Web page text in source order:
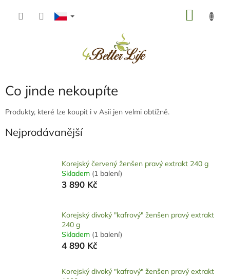
Co jinde nekoupíte
Produkty, které lze koupit i v Asii jen velmi obtížně.
Nejprodávanější
Korejský červený ženšen pravý extrakt 240 g
Skladem (1 balení)
3 890 Kč
Korejský divoký "kafrový" ženšen pravý extrakt
240 g
Skladem (1 balení)
4 890 Kč
Korejský divoký "kafrový" ženšen pravý extrakt